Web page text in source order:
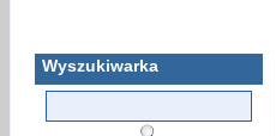
Wyszukiwarka